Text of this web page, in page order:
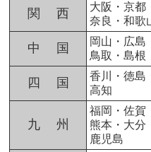
関 西
大阪・京都
奈良・和歌
中 国
岡山・広島
鳥取・島根
四 国
香川・徳島
高知
九 州
福岡・佐賀
熊本・大分
鹿児島